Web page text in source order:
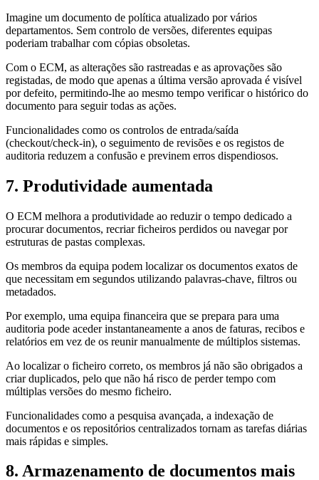
Imagine um documento de política atualizado por vários
departamentos. Sem controlo de versões, diferentes equipas
poderiam trabalhar com cópias obsoletas.
Com o ECM, as alterações são rastreadas e as aprovações são
registadas, de modo que apenas a última versão aprovada é visível
por defeito, permitindo-lhe ao mesmo tempo verificar o histórico do
documento para seguir todas as ações.
Funcionalidades como os controlos de entrada/saída
(checkout/check-in), o seguimento de revisões e os registos de
auditoria reduzem a confusão e previnem erros dispendiosos.
7. Produtividade aumentada
O ECM melhora a produtividade ao reduzir o tempo dedicado a
procurar documentos, recriar ficheiros perdidos ou navegar por
estruturas de pastas complexas.
Os membros da equipa podem localizar os documentos exatos de
que necessitam em segundos utilizando palavras-chave, filtros ou
metadados.
Por exemplo, uma equipa financeira que se prepara para uma
auditoria pode aceder instantaneamente a anos de faturas, recibos e
relatórios em vez de os reunir manualmente de múltiplos sistemas.
Ao localizar o ficheiro correto, os membros já não são obrigados a
criar duplicados, pelo que não há risco de perder tempo com
múltiplas versões do mesmo ficheiro.
Funcionalidades como a pesquisa avançada, a indexação de
documentos e os repositórios centralizados tornam as tarefas diárias
mais rápidas e simples.
8. Armazenamento de documentos mais